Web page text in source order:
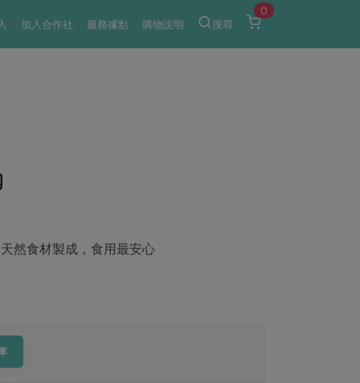
加入合作社 服務據點 購物說明 搜尋
0
然食材製成，食用最安心